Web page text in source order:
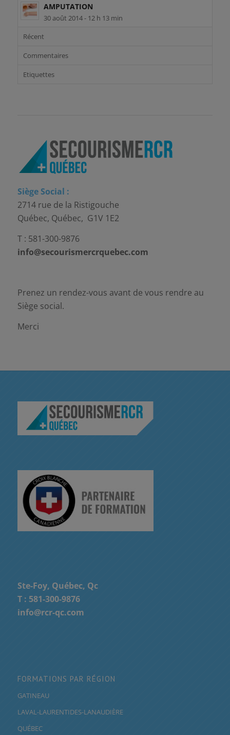
AMPUTATION
30 août 2014 - 12 h 13 min
Récent
Commentaires
Etiquettes
Siège Social :
2714 rue de la Ristigouche
Québec, Québec, G1V 1E2
T : 581-300-9876
info@secourismercrquebec.com
Prenez un rendez-vous avant de vous rendre au
Siège social.
Merci
Ste-Foy, Québec, Qc
T : 581-300-9876
info@rcr-qc.com
FORMATIONS PAR RÉGION
GATINEAU
LAVAL-LAURENTIDES-LANAUDIÈRE
QUÉBEC